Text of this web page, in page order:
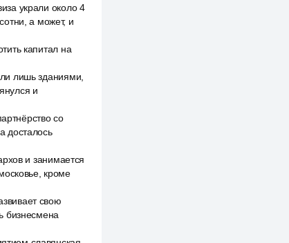
украли около 4
а может, и
капитал на
лишь зданиями,
и
со
досталось
и занимается
кроме
свою
бизнесмена